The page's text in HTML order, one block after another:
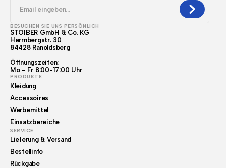
BESUCHEN SIE UNS PERSÖNLICH
STOIBER GmbH & Co. KG
Herrnbergstr. 30
84428 Ranoldsberg
Öffnungszeiten:
Mo - Fr 8:00-17:00 Uhr
PRODUKTE
Kleidung
Accessoires
Werbemittel
Einsatzbereiche
SERVICE
Lieferung & Versand
Bestellinfo
Rückgabe